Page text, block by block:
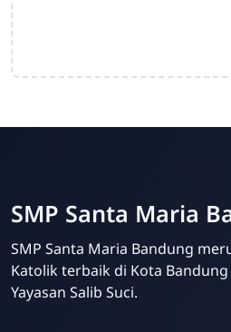
SMP Santa Maria
SMP Santa Maria Bandung
Katolik terbaik di Kota
Yayasan Salib Suci.